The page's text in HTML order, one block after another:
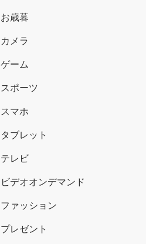
お歳暮
カメラ
ゲーム
スポーツ
スマホ
タブレット
テレビ
ビデオオンデマンド
ファッション
プレゼント